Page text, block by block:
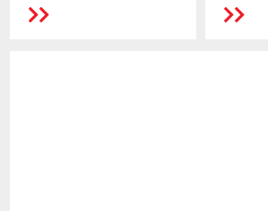
LÄS MER